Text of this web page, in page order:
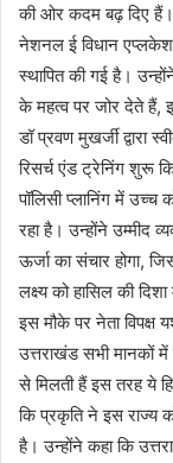
की ओर कदम बढ़ दिए हैं।
नेशनल ई विधान
स्थापित की गई है।
के महत्व पर जोर देते हैं,
डॉ प्रवण मुखर्जी द्वारा
रिसर्च एंड ट्रेनिंग शुरू
पॉलिसी प्लानिंग में
रहा है। उन्होंने उम्मीद
ऊर्जा का संचार होगा,
लक्ष्य को हासिल की
इस मौके पर नेता विपक्ष
उत्तराखंड सभी मानकों
से मिलती हैं इस तरह ये
कि प्रकृति ने इस राज्य
है। उन्होंने कहा कि